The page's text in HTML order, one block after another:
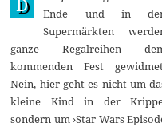
Ende und in
Supermärkten
ganze Regalreihen
kommenden Fest
Nein, hier geht es nicht um
kleine Kind in der
sondern um ›Star Wars